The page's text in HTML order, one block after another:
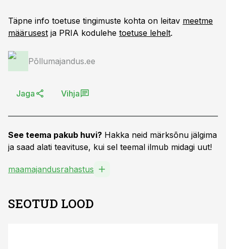
Täpne info toetuse tingimuste kohta on leitav meetme
määrusest ja PRIA kodulehe toetuse lehelt.
Põllumajandus.ee
Jaga Vihja
See teema pakub huvi? Hakka neid märksõnu jälgima
ja saad alati teavituse, kui sel teemal ilmub midagi uut!
maamajandusrahastus
SEOTUD LOOD